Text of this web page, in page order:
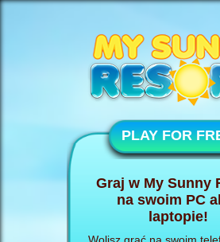
PLAY FOR
Graj w My Sunny
na swoim PC
laptopie!